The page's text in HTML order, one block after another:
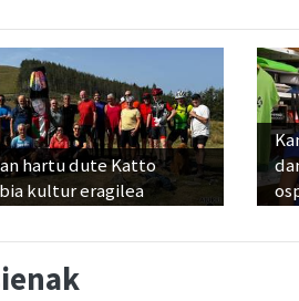
hartu dute Katto
kultur eragilea